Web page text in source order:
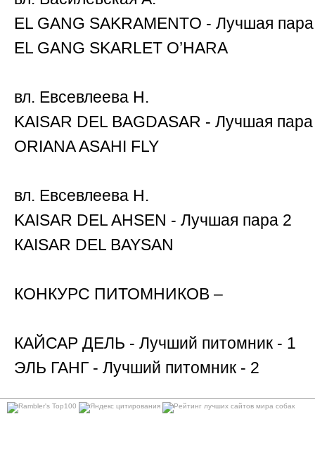
EL GANG SAKRAMENTO - Лучшая
EL GANG SKARLET O’HARA
вл. Евсевлеева Н.
KAISAR DEL BAGDASAR - Лучшая
ОRIANA ASAHI FLY
вл. Евсевлеева Н.
KAISAR DEL AHSEN - Лучшая пара 2
КAISAR DEL BAYSAN
КОНКУРС ПИТОМНИКОВ –
КАЙСАР ДЕЛЬ - Лучший питомник - 1
ЭЛЬ ГАНГ - Лучший питомник - 2